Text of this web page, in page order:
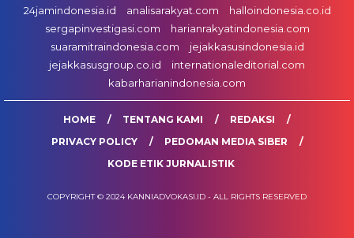
24jamindonesia.id
analisarakyat.com
halloindonesia.co.id
sergapinvestigasi.com
harianrakyatindonesia.com
suaramitraindonesia.com
jejakkasusindonesia.id
jejakkasusgroup.co.id
internationaleditorial.com
kabarharianindonesia.com
HOME TENTANG KAMI
REDAKSI
PRIVACY POLICY
PEDOMAN MEDIA SIBER
KODE ETIK JURNALISTIK
COPYRIGHT © 2024 KANNIADVOKASI.ID - ALL RIGHTS RESERVED